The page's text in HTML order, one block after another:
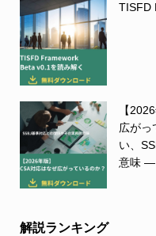
TISFD
【
広がっ
い、
意味 ―
解説ランキング